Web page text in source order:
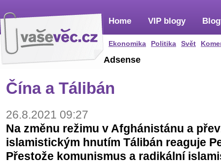
Home
Ekonomika Politika Svět
VIP blogy
Adsense
Čína a Tálibán
26.8.2021 09:27
Na změnu režimu v Afghánistánu a
islamistickým hnutím Tálibán reaguje
Přestože komunismus a radikální